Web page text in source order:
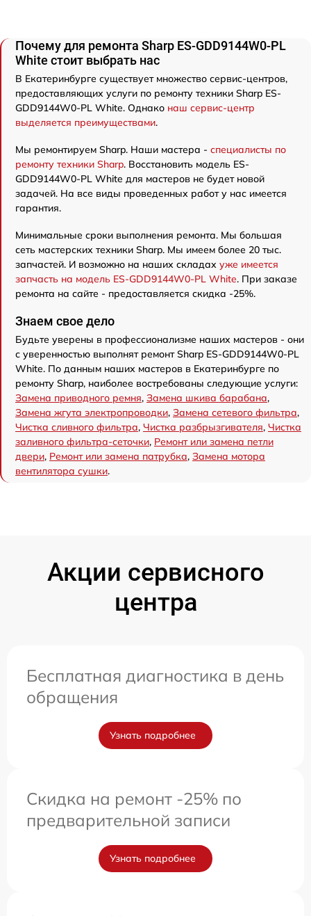
Почему для ремонта Sharp ES-GDD9144W0-PL
White стоит выбрать нас
В Екатеринбурге существует множество сервис-центров,
предоставляющих услуги по ремонту техники Sharp ES-
GDD9144W0-PL White. Однако наш сервис-центр
выделяется преимуществами.
Мы ремонтируем Sharp. Наши мастера - специалисты по
ремонту техники Sharp. Восстановить модель ES-
GDD9144W0-PL White для мастеров не будет новой
задачей. На все виды проведенных работ у нас имеется
гарантия.
Минимальные сроки выполнения ремонта. Мы большая
сеть мастерских техники Sharp. Мы имеем более 20 тыс.
запчастей. И возможно на наших складах уже имеется
запчасть на модель ES-GDD9144W0-PL White. При заказе
ремонта на сайте - предоставляется скидка -25%.
Знаем свое дело
Будьте уверены в профессионализме наших мастеров - они
с уверенностью выполнят ремонт Sharp ES-GDD9144W0-PL
White. По данным наших мастеров в Екатеринбурге по
ремонту Sharp, наиболее востребованы следующие услуги:
Замена приводного ремня, Замена шкива барабана,
Замена жгута электропроводки, Замена сетевого фильтра,
Чистка сливного фильтра, Чистка разбрызгивателя, Чистка
заливного фильтра-сеточки, Ремонт или замена петли
двери, Ремонт или замена патрубка, Замена мотора
вентилятора сушки.
Акции сервисного
центра
Бесплатная диагностика в день
обращения
Узнать подробнее
Скидка на ремонт -25% по
предварительной записи
Узнать подробнее